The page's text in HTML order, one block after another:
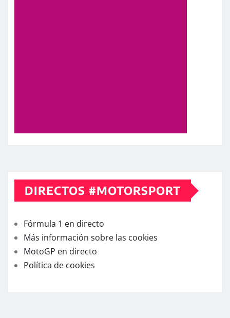
DIRECTOS #MOTORSPORT
Fórmula 1 en directo
Más información sobre las cookies
MotoGP en directo
Política de cookies